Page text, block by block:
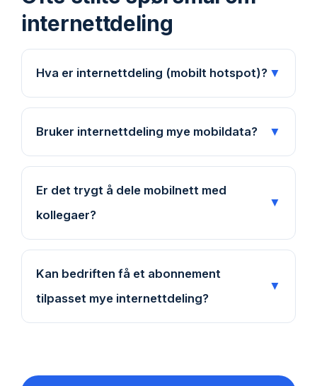
internettdeling
Hva er internettdeling (mobilt hotspot)? ▼
Bruker internettdeling mye mobildata? ▼
Er det trygt å dele mobilnett med
kollegaer?
▼
Kan bedriften få et abonnement
tilpasset mye internettdeling?
▼